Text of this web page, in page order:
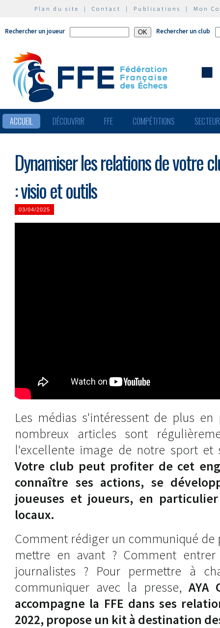
Plan du site | Contact | Publications | Mon
Rechercher un joueur Rechercher un club
ACCUEIL DÉCOUVRIR FFE COMPÉTITIONS
Dynamiser les relations de votre
: visio et outils
03/04/2025
Les médias s'intéressent de plus en
nombreux articles sont
l'excellente image de notre sport et
Votre club peut profiter de cet
connaître ses actions, se
joueuses et joueurs, en
locaux.
Comment rédiger un communiqué de
mettre en avant ? Comment
journalistes ? Pour permettre à
communiquer avec la presse, AYA
accompagne la FFE dans ses
2022, propose un kit à destination